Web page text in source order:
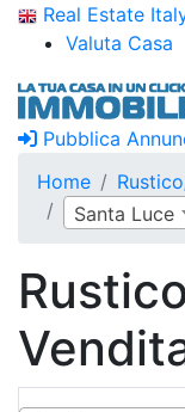
Real Estate
Valuta Casa
Pubblica
Home
Santa Luce